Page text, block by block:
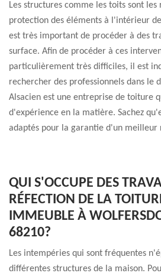
Les structures comme les toits sont les
protection des éléments à l'intérieur
est très important de procéder à des
surface. Afin de procéder à ces
particulièrement très difficiles, il est
rechercher des professionnels dans le
Alsacien est une entreprise de toiture
d'expérience en la matière. Sachez
adaptés pour la garantie d'un meilleur
QUI S'OCCUPE DES
RÉFECTION DE LA
IMMEUBLE À
68210?
Les intempéries qui sont fréquentes
différentes structures de la maison.